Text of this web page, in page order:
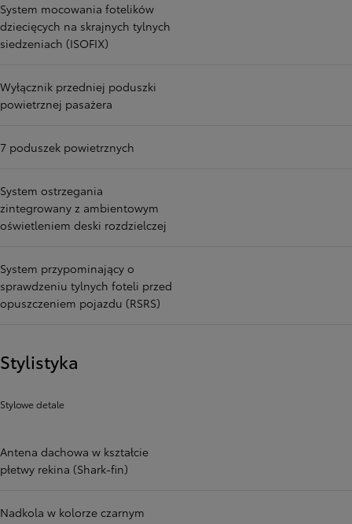
System mocowania fotelików
dziecięcych na skrajnych tylnych
siedzeniach (ISOFIX)
Wyłącznik przedniej poduszki
powietrznej pasażera
7 poduszek powietrznych
System ostrzegania
zintegrowany z ambientowym
oświetleniem deski rozdzielczej
System przypominający o
sprawdzeniu tylnych foteli przed
opuszczeniem pojazdu (RSRS)
Stylistyka
Stylowe detale
Antena dachowa w kształcie
płetwy rekina (Shark-fin)
Nadkola w kolorze czarnym